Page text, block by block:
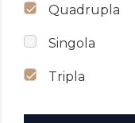
Quadrupla
Singola
Tripla